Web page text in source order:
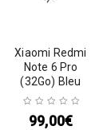
Xiaomi Redmi
Note 6 Pro
(32Go) Bleu
99,00€